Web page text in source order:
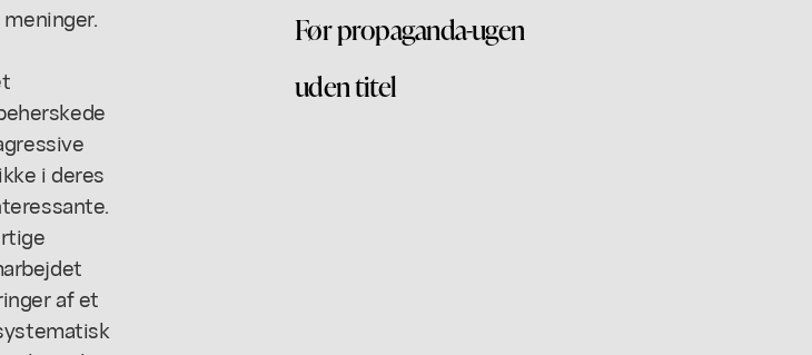
i deres
af et
Før propaganda-ugen
uden titel